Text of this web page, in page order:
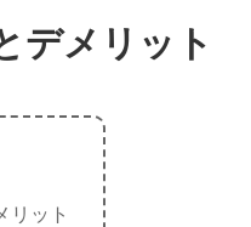
デメリット
リット